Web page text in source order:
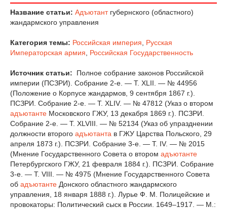
Название статьи: Адъютантгубернского (областного)
жандармского управления
Категория темы: Российская империя
Русская
Императорская армия
Российская Государственность
Источник статьи:
Полное собрание законов Российской
империи (ПСЗРИ). Собрание 2-е. — Т. XLII. — № 44956
(Положение о Корпусе жандармов, 9 сентября 1867 г.).
ПСЗРИ. Собрание 2-е. — Т. XLIV. — № 47812 (Указ о втором
адъютанте Московского ГЖУ, 13 декабря 1869 г.). ПСЗРИ.
Собрание 2-е. — Т. XLVIII. — № 52134 (Указ об упразднении
должности второго адъютанта в ГЖУ Царства Польского, 29
апреля 1873 г.). ПСЗРИ. Собрание 3-е. — Т. IV. — № 2015
(Мнение Государственного Совета о втором адъютанте
Петербургского ГЖУ, 21 февраля 1884 г.). ПСЗРИ. Собрание
3-е. — Т. VIII. — № 4975 (Мнение Государственного Совета
об адъютанте Донского областного жандармского
управления, 18 января 1888 г.). Лурье Ф. М. Полицейские и
провокаторы: Политический сыск в России. 1649–1917. — М.: